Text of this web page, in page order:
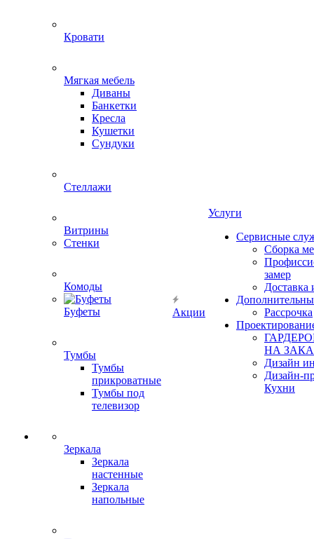
Кровати
Мягкая мебель
Диваны
Банкетки
Кресла
Кушетки
Сундуки
Стеллажи
Витрины
Стенки
Комоды
Буфеты
Тумбы
Тумбы
прикроватные
Тумбы под
телевизор
Зеркала
Зеркала
настенные
Зеркала
напольные
Акции
Услуги
Сервисные
Сборка
замер
Доставка
Рассрочка
НА
Дизайн
Дизайн-
Кухни